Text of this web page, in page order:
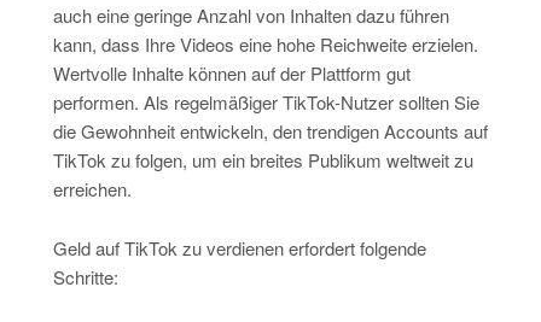
auch eine geringe Anzahl von Inhalten dazu führen
kann, dass Ihre Videos eine hohe Reichweite erzielen.
Wertvolle Inhalte können auf der Plattform gut
performen. Als regelmäßiger TikTok-Nutzer sollten Sie
die Gewohnheit entwickeln, den trendigen Accounts auf
TikTok zu folgen, um ein breites Publikum weltweit zu
erreichen.
Geld auf TikTok zu verdienen erfordert folgende
Schritte: